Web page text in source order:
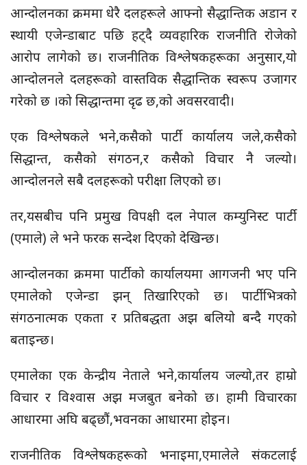
आन्दोलनका क्रममा धेरै दलहरूले आफ्नो सैद्धान्तिक अडान र
स्थायी एजेन्डाबाट पछि हट्दै व्यवहारिक राजनीति रोजेको
आरोप लागेको छ। राजनीतिक विश्लेषकहरूका अनुसार,यो
आन्दोलनले दलहरूको वास्तविक सैद्धान्तिक स्वरूप उजागर
गरेको छ ।को सिद्धान्तमा दृढ छ,को अवसरवादी।
एक विश्लेषकले भने,कसैको पार्टी कार्यालय जले,कसैको
सिद्धान्त, कसैको संगठन,र कसैको विचार नै जल्यो।
आन्दोलनले सबै दलहरूको परीक्षा लिएको छ।
तर,यसबीच पनि प्रमुख विपक्षी दल नेपाल कम्युनिस्ट पार्टी
(एमाले) ले भने फरक सन्देश दिएको देखिन्छ।
आन्दोलनका क्रममा पार्टीको कार्यालयमा आगजनी भए पनि
एमालेको एजेन्डा झन् तिखारिएको छ। पार्टीभित्रको
संगठनात्मक एकता र प्रतिबद्धता अझ बलियो बन्दै गएको
बताइन्छ।
एमालेका एक केन्द्रीय नेताले भने,कार्यालय जल्यो,तर हाम्रो
विचार र विश्वास अझ मजबुत बनेको छ। हामी विचारका
आधारमा अघि बढ्छौं,भवनका आधारमा होइन।
राजनीतिक विश्लेषकहरूको भनाइमा,एमालेले संकटलाई